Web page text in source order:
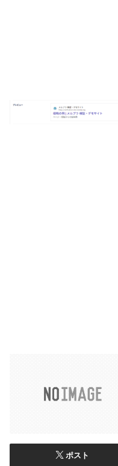
ポスト